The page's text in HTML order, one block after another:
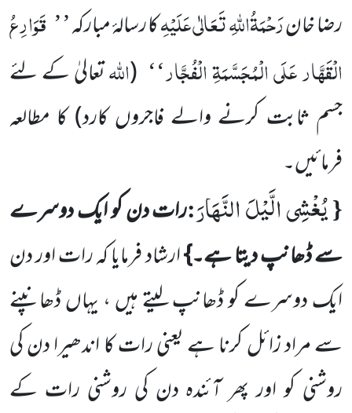
رضا خانرَحْمَۃُاللہِ تَعَالٰی عَلَیْہِکا رسالۂ مبارکہ’’ قَوَارِعُ
الْقَھَّار عَلَی الْمُجَسَّمَۃِ الْفُجَّار‘‘
(اللہتعالیٰ کے لئے
جسم ثابت کرنے والے فاجروں کارد)کا مطالعہ
فرمائیں۔
{یُغْشِی الَّیْلَ النَّهَارَ:رات دن کو ایک دوسرے
سے ڈھانپ دیتا ہے۔}ارشاد فرمایا کہ رات اور دن
ایک دوسرے کو ڈھانپ لیتے ہیں ، یہاں ڈھانپنے
سے مراد زائل کرنا ہے یعنی رات کا اندھیرا دن کی
روشنی کو اور پھر آئندہ دن کی روشنی رات کے